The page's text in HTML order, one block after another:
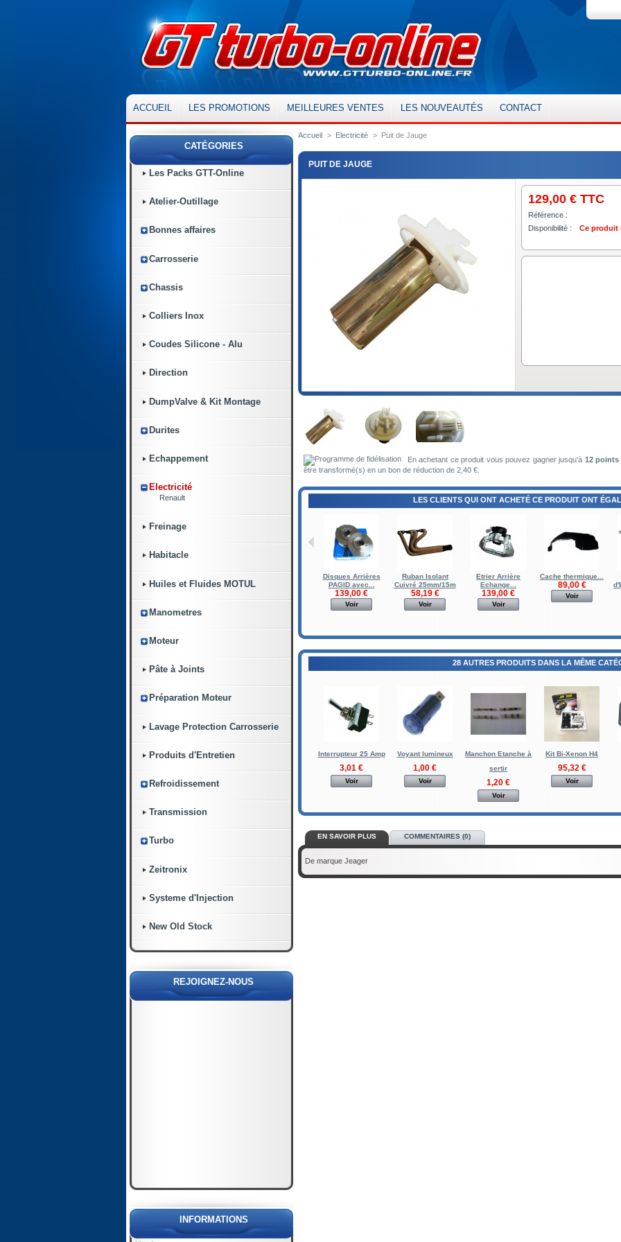
ACCUEIL LES PROMOTIONS MEILLEURES VENTES LES NOUVEAUTÉS CONTACT
CATÉGORIES
Les Packs GTT-Online
Atelier-Outillage
Bonnes affaires
Carrosserie
Chassis
Colliers Inox
Coudes Silicone - Alu
Direction
DumpValve & Kit Montage
Durites
Echappement
Electricité
Renault
Freinage
Habitacle
Huiles et Fluides MOTUL
Manometres
Moteur
Pâte à Joints
Préparation Moteur
Lavage Protection Carrosserie
Produits d'Entretien
Refroidissement
Transmission
Turbo
Zeitronix
Systeme d'Injection
New Old Stock
REJOIGNEZ-NOUS
INFORMATIONS
Accueil > Electricité > Puit de Jauge
PUIT DE JAUGE
129,00 € TTC
Référence :
Disponibilité : Ce produit
En achetant ce produit vous pouvez gagner jusqu'à 12points
être transformé(s) en un bon de réduction de 2,40 €.
LES CLIENTS QUI ONT ACHETÉ CE PRODUIT ONT
Disques Arrières
PAGID avec...
139,00 €
Voir
Ruban Isolant
Cuivré 25mm/15m
58,19 €
Voir
Etrier Arrière
Echange...
139,00 €
Voir
Cache thermique...
89,00 €
Voir
28 AUTRES PRODUITS DANS LA MÊME
Interrupteur 25 Amp
3,01 €
Voir
Voyant lumineux
1,00 €
Voir
Manchon Etanche à
sertir
1,20 €
Voir
Kit Bi-Xenon H4
95,32 €
Voir
EN SAVOIR PLUS COMMENTAIRES (0)
De marque Jeager